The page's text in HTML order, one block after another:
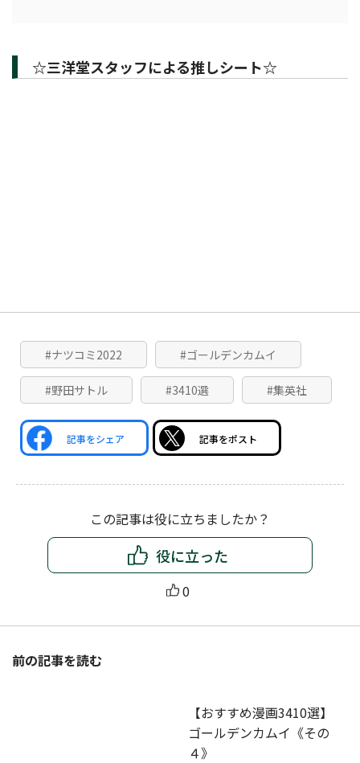
☆三洋堂スタッフによる推しシート☆
#ナツコミ2022 #ゴールデンカムイ
#野田サトル #3410選 #集英社
記事をシェア 記事をポスト
この記事は役に立ちましたか？
役に立った
0
前の記事を読む
【おすすめ漫画3410選】
ゴールデンカムイ《その
４》